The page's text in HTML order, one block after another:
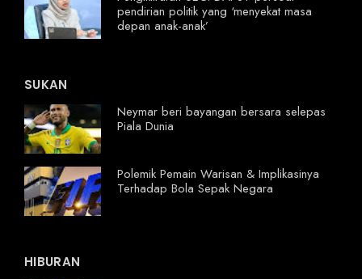
pendirian politik yang ‘menyekat masa
depan anak-anak’
SUKAN
Neymar beri bayangan bersara selepas
Piala Dunia
Polemik Pemain Warisan & Implikasinya
Terhadap Bola Sepak Negara
HIBURAN